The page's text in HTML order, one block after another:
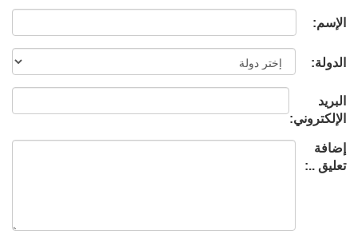
الإسم:
الدولة:
البريد
الإلكتروني:
إضافة
تعليق ..: